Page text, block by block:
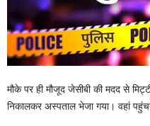
मौके पर ही मौजूद जेसीबी की मदद से
निकालकर अस्पताल भेजा गया। वहां